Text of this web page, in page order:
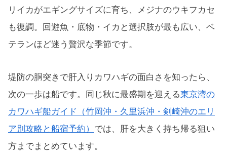
リイカがエギングサイズに育ち、メジナのウキフカセ
も復調。回遊魚・底物・イカと選択肢が最も広い、ベ
テランほど迷う贅沢な季節です。
堤防の胴突きで肝入りカワハギの面白さを知ったら、
次の一歩は船です。同じ秋に最盛期を迎える東京湾の
カワハギ船ガイド（竹岡沖・久里浜沖・剣崎沖のエリ
ア別攻略と船宿予約） では、肝を大きく持ち帰る狙い
方までまとめています。